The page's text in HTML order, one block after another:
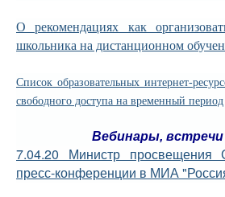
О рекомендациях как
школьника на дистанционном
Список образовательных интернет-
свободного доступа на временный период
Вебинары, встречи
7.04.20 Министр просвещения
пресс-конференции в МИА